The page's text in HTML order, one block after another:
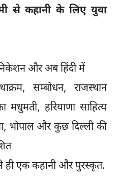
से कहानी के लिए युवा
और अब हिंदी में
सम्बोधन, राजस्थान
मधुमती, हरियाणा साहित्य
भोपाल और कुछ दिल्ली की
ही एक कहानी और पुरस्कृत.